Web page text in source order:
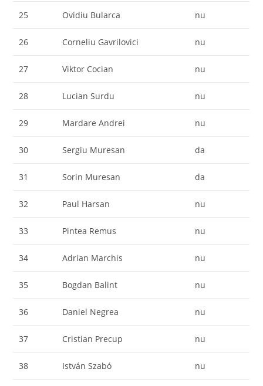
25 Ovidiu Bularca nu
26 Corneliu Gavrilovici nu
27 Viktor Cocian nu
28 Lucian Surdu nu
29 Mardare Andrei nu
30 Sergiu Muresan da
31 Sorin Muresan da
32 Paul Harsan nu
33 Pintea Remus nu
34 Adrian Marchis nu
35 Bogdan Balint nu
36 Daniel Negrea nu
37 Cristian Precup nu
38 István Szabó nu